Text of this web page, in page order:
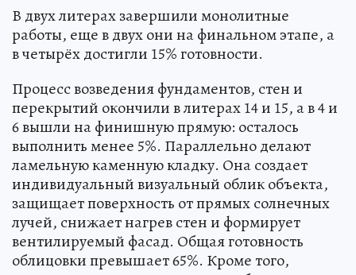
В двух литерах завершили монолитные
работы, еще в двух они на финальном этапе, а
в четырёх достигли 15% готовности.
Процесс возведения фундаментов, стен и
перекрытий окончили в литерах 14 и 15, а в 4 и
6 вышли на финишную прямую: осталось
выполнить менее 5%. Параллельно делают
ламельную каменную кладку. Она создает
индивидуальный визуальный облик объекта,
защищает поверхность от прямых солнечных
лучей, снижает нагрев стен и формирует
вентилируемый фасад. Общая готовность
облицовки превышает 65%. Кроме того,